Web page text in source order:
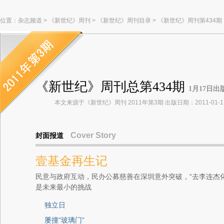
位置： 杂志频道 > 《新世纪》周刊 > 《新世纪》周刊目录 > 《新世纪》周刊第434期
《新世纪》周刊总第434期 1月17日出
本文来源于《新世纪》周刊 2011年第3期 出版日期：2011-01-
封面报道 Cover Story
壹基金再生记
民意与政府互动，民办公募慈善在深圳意外突破，“去李连杰
是未来最小的挑战
独立日
屡撞“玻璃门”